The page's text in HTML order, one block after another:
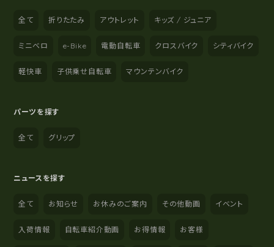
全て 折りたたみ アウトレット キッズ / ジュニア
ミニベロ e-Bike 電動自転車 クロスバイク シティバイク
軽快車 子供乗せ自転車 マウンテンバイク
パーツを探す
全て グリップ
ニュースを探す
全て お知らせ お休みのご案内 その他動画 イベント
入荷情報 自転車紹介動画 お得情報 お客様